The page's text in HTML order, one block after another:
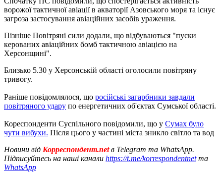
ворожої тактичної авіації в акваторії Азовського моря та існує
загроза застосування авіаційних засобів ураження.
Пізніше Повітряні сили додали, що відбуваються "пуски
керованих авіаційних бомб тактичною авіацією на
Херсонщині".
Близько 5.30 у Херсонській області оголосили повітряну
тривогу.
Раніше повідомлялося, що російські загарбники завдали
повітряного удару по енергетичних об'єктах Сумської області.
Кореспонденти Суспільного повідомили, що у Сумах було
чути вибухи. Після цього у частині міста зникло світло та вод
Новини від Корреспондент.netв Telegram та WhatsApp.
Підписуйтесь на наші канали https://t.me/korrespondentnetта
WhatsApp